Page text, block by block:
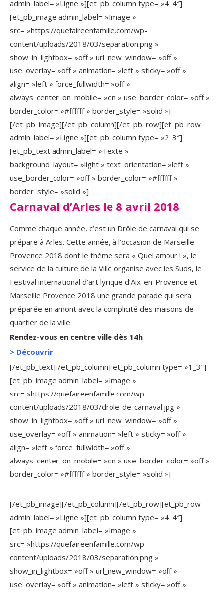
admin_label= »Ligne »][et_pb_column type= »4_4″]
[et_pb_image admin_label= »Image »
src= »https://quefaireenfamille.com/wp-
content/uploads/2018/03/separation.png »
show_in_lightbox= »off » url_new_window= »off »
use_overlay= »off » animation= »left » sticky= »off »
align= »left » force_fullwidth= »off »
always_center_on_mobile= »on » use_border_color= »off »
border_color= »#ffffff » border_style= »solid »]
[/et_pb_image][/et_pb_column][/et_pb_row][et_pb_row
admin_label= »Ligne »][et_pb_column type= »2_3″]
[et_pb_text admin_label= »Texte »
background_layout= »light » text_orientation= »left »
use_border_color= »off » border_color= »#ffffff »
border_style= »solid »]
Carnaval d’Arles le 8 avril 2018
Comme chaque année, c’est un Drôle de carnaval qui se
prépare à Arles. Cette année, à l’occasion de Marseille
Provence 2018 dont le thème sera « Quel amour ! », le
service de la culture de la Ville organise avec les Suds, le
Festival international d’art lyrique d’Aix-en-Provence et
Marseille Provence 2018 une grande parade qui sera
préparée en amont avec la complicité des maisons de
quartier de la ville.
Rendez-vous en centre ville dès 14h
> Découvrir
[/et_pb_text][/et_pb_column][et_pb_column type= »1_3″]
[et_pb_image admin_label= »Image »
src= »https://quefaireenfamille.com/wp-
content/uploads/2018/03/drole-de-carnaval.jpg »
show_in_lightbox= »off » url_new_window= »off »
use_overlay= »off » animation= »left » sticky= »off »
align= »left » force_fullwidth= »off »
always_center_on_mobile= »on » use_border_color= »off »
border_color= »#ffffff » border_style= »solid »]
[/et_pb_image][/et_pb_column][/et_pb_row][et_pb_row
admin_label= »Ligne »][et_pb_column type= »4_4″]
[et_pb_image admin_label= »Image »
src= »https://quefaireenfamille.com/wp-
content/uploads/2018/03/separation.png »
show_in_lightbox= »off » url_new_window= »off »
use_overlay= »off » animation= »left » sticky= »off »